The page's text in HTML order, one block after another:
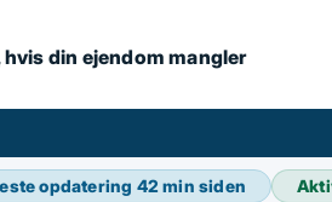
din ejendom mangler
opdatering 42 min siden